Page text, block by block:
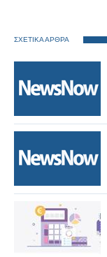
ΣΧΕΤΙΚΑ ΑΡΘΡΑ